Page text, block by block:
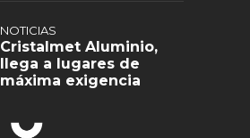
NOTICIAS
Cristalmet Aluminio,
llega a lugares de
máxima exigencia